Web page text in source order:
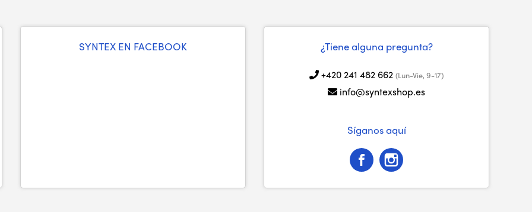
SYNTEX EN FACEBOOK ¿Tiene alguna pregunta?
+420 241 482 662 (Lun-Vie, 9-17)
info@syntexshop.es
Síganos aquí